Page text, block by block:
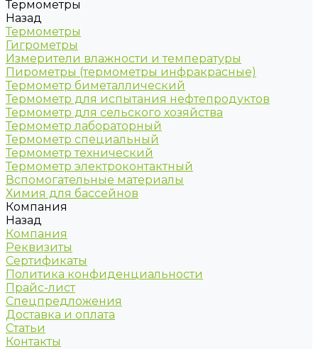
Термометры
Назад
Термометры
Гигрометры
Измерители влажности и температуры
Пирометры (термометры инфракрасные)
Термометр биметаллический
Термометр для испытания нефтепродуктов
Термометр для сельского хозяйства
Термометр лабораторный
Термометр специальный
Термометр технический
Термометр электроконтактный
Вспомогательные материалы
Химия для бассейнов
Компания
Назад
Компания
Реквизиты
Сертификаты
Политика конфиденциальности
Прайс-лист
Спецпредложения
Доставка и оплата
Статьи
Контакты